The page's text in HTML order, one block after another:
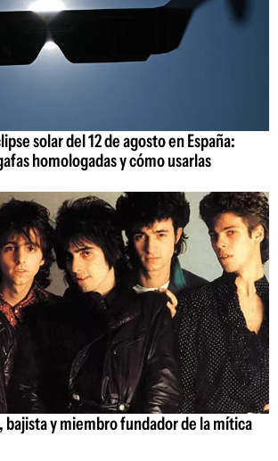
solar del 12 de agosto en España:
homologadas y cómo usarlas
bajista y miembro fundador de la mítica